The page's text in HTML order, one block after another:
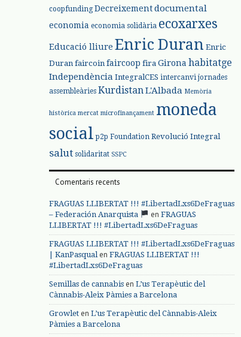
coopfunding Decreixementdocumental
economia economia solidària ecoxarxes
Educació lliure Enric Duran Enric
Duran faircoin faircoop fira Girona habitatge
Independència IntegralCES intercanvi jornades
assembleàries Kurdistan L'Albada Memòria
històrica mercat microfinançament moneda
social p2p Foundation Revolució Integral
salut solidaritat SSPC
Comentaris recents
FRAGUAS LLIBERTAT !!! #LibertadLxs6DeFraguas
– Federación Anarquista
en FRAGUAS
LLIBERTAT !!! #LibertadLxs6DeFraguas
FRAGUAS LLIBERTAT !!! #LibertadLxs6DeFraguas
| KanPasqualen FRAGUAS LLIBERTAT !!!
#LibertadLxs6DeFraguas
Semillas de cannabis en L’us Terapèutic del
Cànnabis-Aleix Pàmies a Barcelona
Growlet en L’us Terapèutic del Cànnabis-Aleix
Pàmies a Barcelona